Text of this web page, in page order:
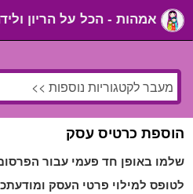
הוספת כרטיס עסק
שלמו באופן חד פעמי עבור
לטופס למילוי פרטי העסק